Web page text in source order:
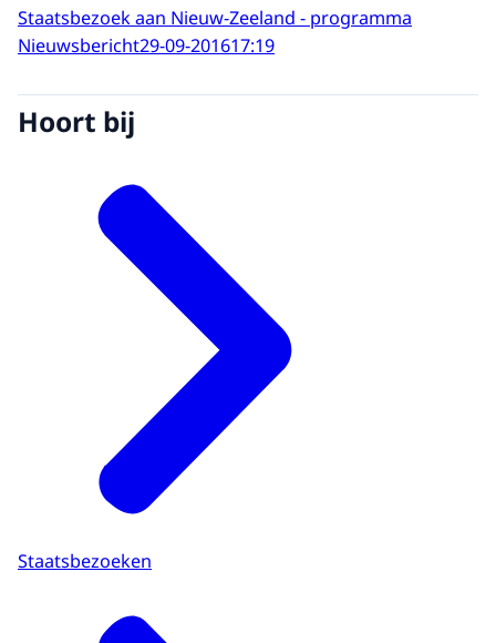
Staatsbezoek aan Nieuw-Zeeland - programma
Nieuwsbericht29-09-201617:19
Hoort bij
Staatsbezoeken